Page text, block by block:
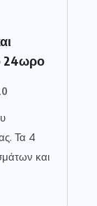
24ωρο
Τα 4
και